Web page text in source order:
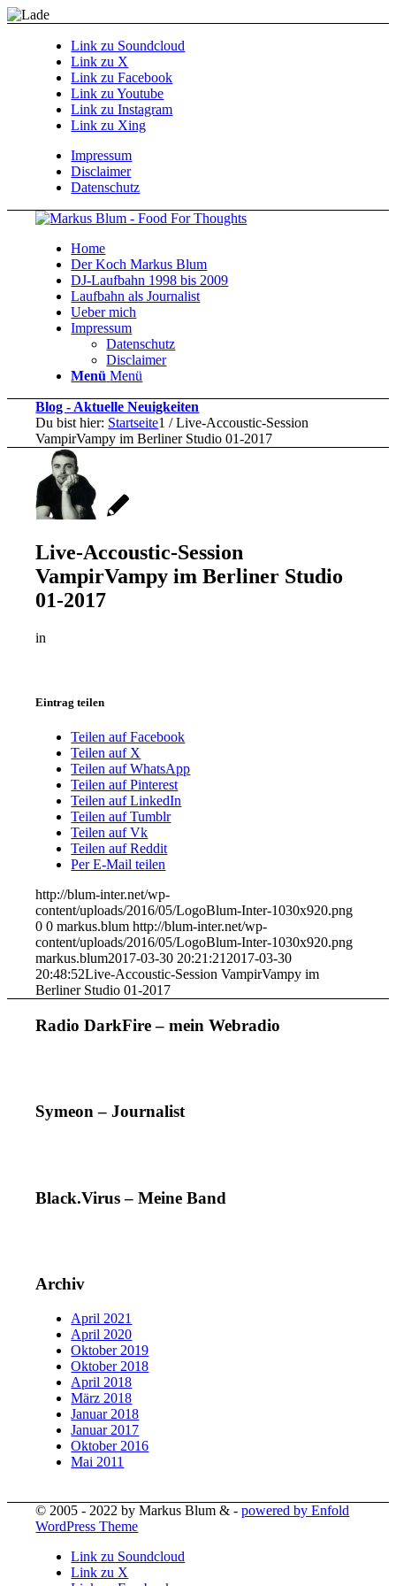
Link zu Soundcloud
Link zu X
Link zu Facebook
Link zu Youtube
Link zu Instagram
Link zu Xing
Impressum
Disclaimer
Datenschutz
Home
Der Koch Markus Blum
DJ-Laufbahn 1998 bis 2009
Laufbahn als Journalist
Ueber mich
Impressum
Datenschutz
Disclaimer
Menü Menü
Blog - Aktuelle Neuigkeiten
Du bist hier: Startseite1 / Live-Accoustic-Session
VampirVampy im Berliner Studio 01-2017
Live-Accoustic-Session
VampirVampy im Berliner Studio
01-2017
in
Eintrag teilen
Teilen auf Facebook
Teilen auf X
Teilen auf WhatsApp
Teilen auf Pinterest
Teilen auf LinkedIn
Teilen auf Tumblr
Teilen auf Vk
Teilen auf Reddit
Per E-Mail teilen
http://blum-inter.net/wp-
content/uploads/2016/05/LogoBlum-Inter-1030x920.png
0 0 markus.blum http://blum-inter.net/wp-
content/uploads/2016/05/LogoBlum-Inter-1030x920.png
markus.blum2017-03-30 20:21:21 2017-03-30
20:48:52Live-Accoustic-Session VampirVampy im
Berliner Studio 01-2017
Radio DarkFire – mein Webradio
Symeon – Journalist
Black.Virus – Meine Band
Archiv
April 2021
April 2020
Oktober 2019
Oktober 2018
April 2018
März 2018
Januar 2018
Januar 2017
Oktober 2016
Mai 2011
© 2005 - 2022 by Markus Blum & -powered by Enfold
WordPress Theme
Link zu Soundcloud
Link zu X